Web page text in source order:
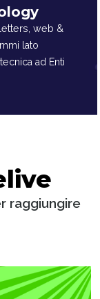
web &
lato
ad Enti
raggiungire